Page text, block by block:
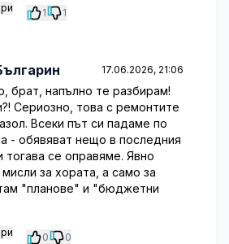
1 1
17.06.2026, 21:06
брат, напълно те разбирам!
Сериозно, това с ремонтите
Всеки път си падаме по
- обявяват нещо в последния
тогава се оправяме. Явно
за хората, а само за
"планове" и "бюджетни
0 0